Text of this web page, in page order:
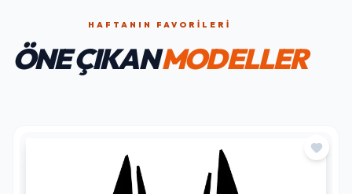
HAFTANIN FAVORILERI
ÖNE ÇIKANMODELLER